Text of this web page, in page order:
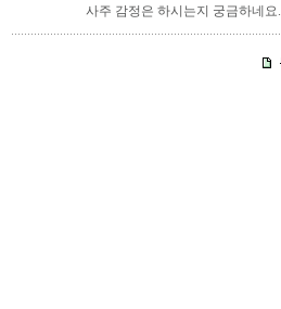
사주 감정은 하시는지 궁금하네요.